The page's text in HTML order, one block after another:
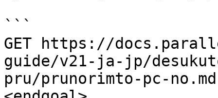
```
GET https://
guide/v21-ja-jp/
pru/prunorimto-pc-